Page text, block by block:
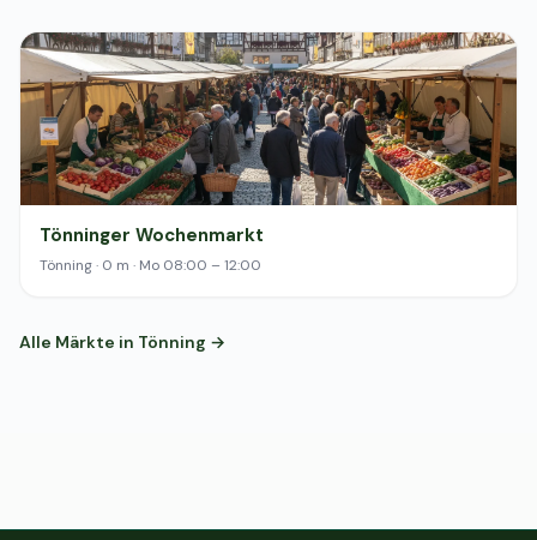
Tönninger Wochenmarkt
Tönning · 0 m · Mo 08:00 – 12:00
Alle Märkte in Tönning →